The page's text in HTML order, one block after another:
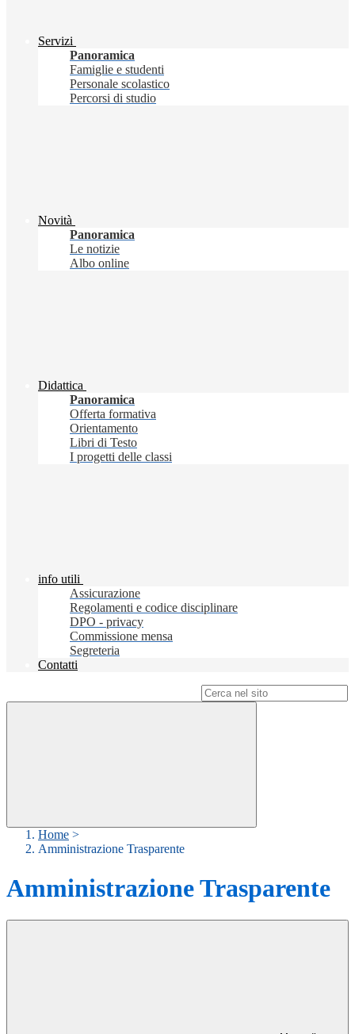
Servizi
Panoramica
Famiglie e studenti
Personale scolastico
Percorsi di studio
Novità
Panoramica
Le notizie
Albo online
Didattica
Panoramica
Offerta formativa
Orientamento
Libri di Testo
I progetti delle classi
info utili
Assicurazione
Regolamenti e codice disciplinare
DPO - privacy
Commissione mensa
Segreteria
Contatti
Home >
Amministrazione Trasparente
Amministrazione Trasparente